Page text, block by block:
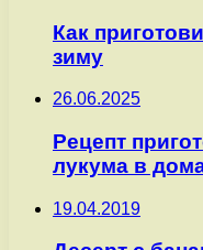
Как
зиму
26.06.2025
Рецепт
лукума в
19.04.2019